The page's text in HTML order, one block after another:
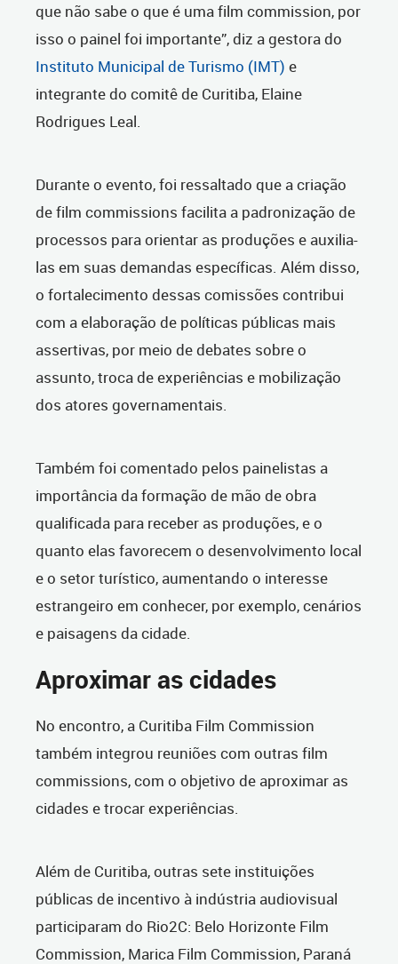
que não sabe o que é uma film commission, por
isso o painel foi importante”, diz a gestora do
Instituto Municipal de Turismo (IMT) e
integrante do comitê de Curitiba, Elaine
Rodrigues Leal.
Durante o evento, foi ressaltado que a criação
de film commissions facilita a padronização de
processos para orientar as produções e auxilia-
las em suas demandas específicas. Além disso,
o fortalecimento dessas comissões contribui
com a elaboração de políticas públicas mais
assertivas, por meio de debates sobre o
assunto, troca de experiências e mobilização
dos atores governamentais.
Também foi comentado pelos painelistas a
importância da formação de mão de obra
qualificada para receber as produções, e o
quanto elas favorecem o desenvolvimento local
e o setor turístico, aumentando o interesse
estrangeiro em conhecer, por exemplo, cenários
e paisagens da cidade.
Aproximar as cidades
No encontro, a Curitiba Film Commission
também integrou reuniões com outras film
commissions, com o objetivo de aproximar as
cidades e trocar experiências.
Além de Curitiba, outras sete instituições
públicas de incentivo à indústria audiovisual
participaram do Rio2C: Belo Horizonte Film
Commission, Marica Film Commission, Paraná